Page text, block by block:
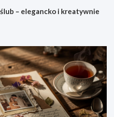
– elegancko i kreatywnie